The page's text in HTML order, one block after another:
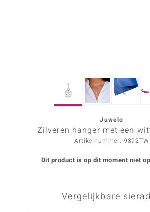
Juwelo
Zilveren hanger met een
Artikelnummer: 9892TW
Dit product is op dit moment niet
Vergelijkbare